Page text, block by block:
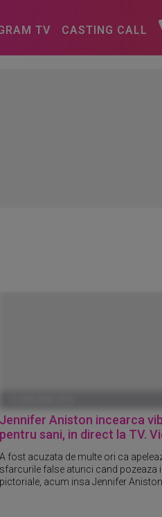
TV CASTING CALL
Jennifer Aniston incearca
pentru sani, in direct la TV.
A fost acuzata de multe ori ca
sfarcurile false atunci cand pozeaza
pictoriale, acum insa Jennifer Aniston